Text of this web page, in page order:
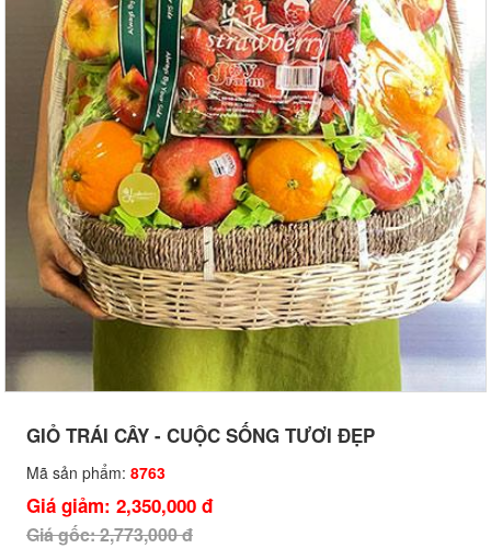
GIỎ TRÁI CÂY - CUỘC SỐNG TƯƠI ĐẸP
Mã sản phẩm: 8763
Giá giảm: 2,350,000 đ
Giá gốc: 2,773,000 đ